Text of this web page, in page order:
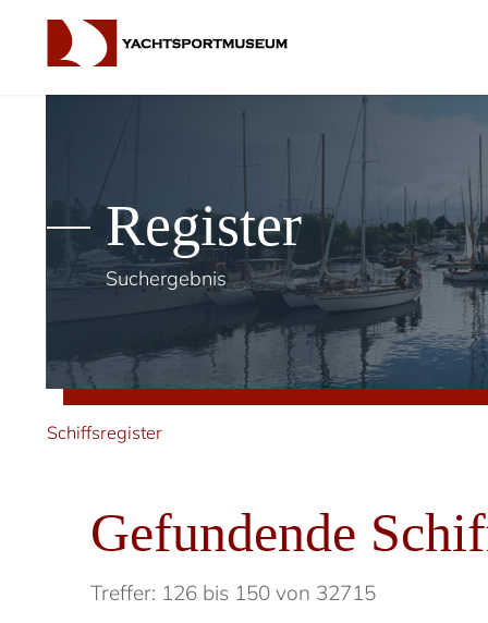
Register
Suchergebnis
Schiffsregister
Gefundende
Treffer: 126 bis 150 von 32715